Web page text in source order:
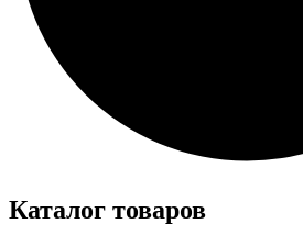
Каталог товаров